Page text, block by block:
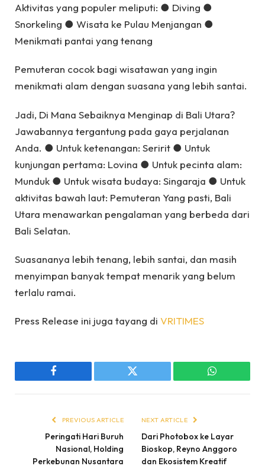
Aktivitas yang populer meliputi: ● Diving ●
Snorkeling ● Wisata ke Pulau Menjangan ●
Menikmati pantai yang tenang
Pemuteran cocok bagi wisatawan yang ingin
menikmati alam dengan suasana yang lebih santai.
Jadi, Di Mana Sebaiknya Menginap di Bali Utara?
Jawabannya tergantung pada gaya perjalanan
Anda. ● Untuk ketenangan: Seririt ● Untuk
kunjungan pertama: Lovina ● Untuk pecinta alam:
Munduk ● Untuk wisata budaya: Singaraja ● Untuk
aktivitas bawah laut: Pemuteran Yang pasti, Bali
Utara menawarkan pengalaman yang berbeda dari
Bali Selatan.
Suasananya lebih tenang, lebih santai, dan masih
menyimpan banyak tempat menarik yang belum
terlalu ramai.
Press Release ini juga tayang di VRITIMES
Facebook Twitter WhatsApp
PREVIOUS ARTICLE
Peringati Hari Buruh
Nasional, Holding
Perkebunan Nusantara
NEXT ARTICLE
Dari Photobox ke Layar
Bioskop, Reyno Anggoro
dan Ekosistem Kreatif